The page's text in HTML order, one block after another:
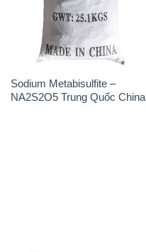
Sodium Metabisulfite –
NA2S2O5 Trung Quốc China